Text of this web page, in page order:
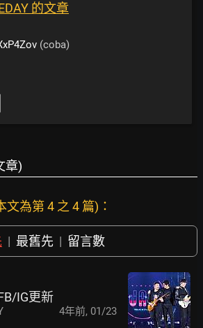
的文章
(coba)
章)
文為第 4 之 4 篇)：
| 最舊先 | 留言數
IG更新
4年前, 01/23